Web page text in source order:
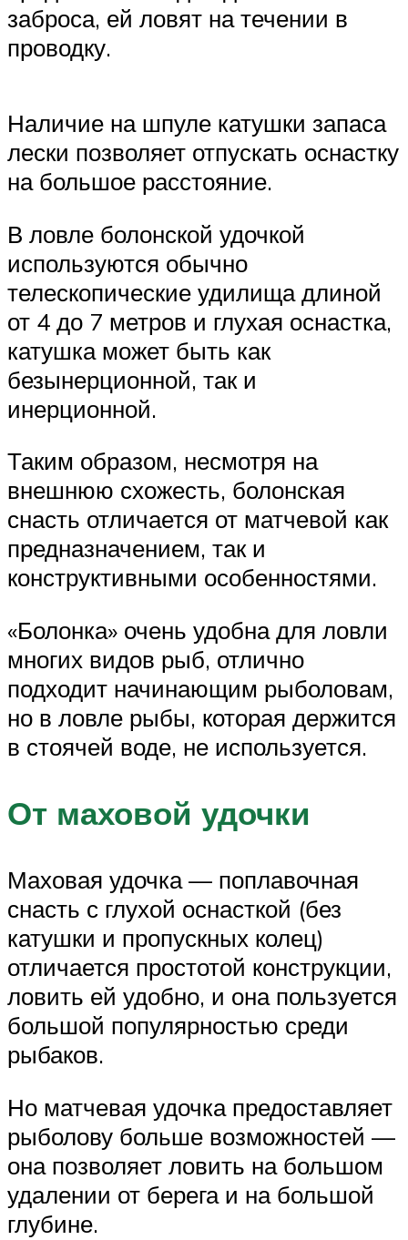
заброса, ей ловят на течении в
проводку.
Наличие на шпуле катушки запаса
лески позволяет отпускать оснастку
на большое расстояние.
В ловле болонской удочкой
используются обычно
телескопические удилища длиной
от 4 до 7 метров и глухая оснастка,
катушка может быть как
безынерционной, так и
инерционной.
Таким образом, несмотря на
внешнюю схожесть, болонская
снасть отличается от матчевой как
предназначением, так и
конструктивными особенностями.
«Болонка» очень удобна для ловли
многих видов рыб, отлично
подходит начинающим рыболовам,
но в ловле рыбы, которая держится
в стоячей воде, не используется.
От маховой удочки
Маховая удочка — поплавочная
снасть с глухой оснасткой (без
катушки и пропускных колец)
отличается простотой конструкции,
ловить ей удобно, и она пользуется
большой популярностью среди
рыбаков.
Но матчевая удочка предоставляет
рыболову больше возможностей —
она позволяет ловить на большом
удалении от берега и на большой
глубине.